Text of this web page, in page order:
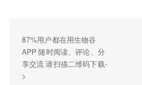
87%用户都在用生物谷
APP 随时阅读、评论、分
享交流 请扫描二维码下载-
>